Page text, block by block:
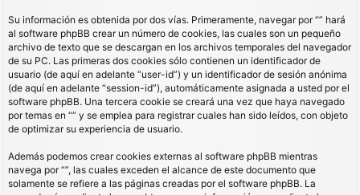
Su información es obtenida por dos vías. Primeramente, navegar por “” hará
al software phpBB crear un número de cookies, las cuales son un pequeño
archivo de texto que se descargan en los archivos temporales del navegador
de su PC. Las primeras dos cookies sólo contienen un identificador de
usuario (de aquí en adelante “user-id”) y un identificador de sesión anónima
(de aquí en adelante “session-id”), automáticamente asignada a usted por el
software phpBB. Una tercera cookie se creará una vez que haya navegado
por temas en “” y se emplea para registrar cuales han sido leídos, con objeto
de optimizar su experiencia de usuario.
Además podemos crear cookies externas al software phpBB mientras
navega por “”, las cuales exceden el alcance de este documento que
solamente se refiere a las páginas creadas por el software phpBB. La